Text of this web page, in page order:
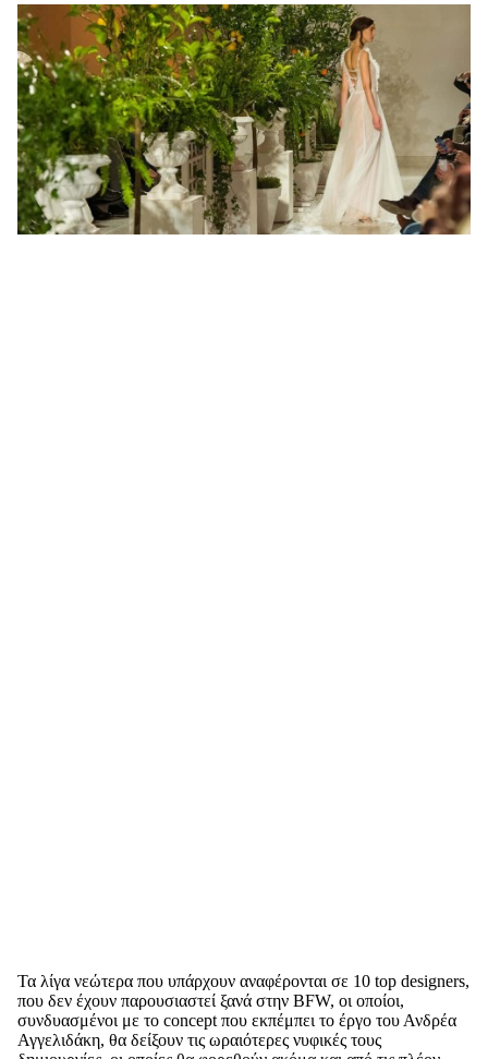
Τα λίγα νεώτερα που υπάρχουν αναφέρονται σε 10 top designers,
που δεν έχουν παρουσιαστεί ξανά στην BFW, οι οποίοι,
συνδυασμένοι με το concept που εκπέμπει το έργο του Ανδρέα
Αγγελιδάκη, θα δείξουν τις ωραιότερες νυφικές τους